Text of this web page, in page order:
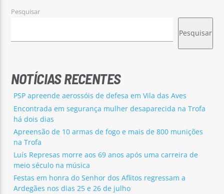
Pesquisar
Pesquisar
NOTÍCIAS RECENTES
PSP apreende aerossóis de defesa em Vila das Aves
Encontrada em segurança mulher desaparecida na Trofa
há dois dias
Apreensão de 10 armas de fogo e mais de 800 munições
na Trofa
Luís Represas morre aos 69 anos após uma carreira de
meio século na música
Festas em honra do Senhor dos Aflitos regressam a
Ardegães nos dias 25 e 26 de julho